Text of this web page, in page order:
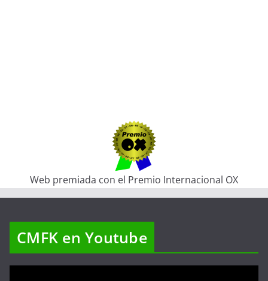
Web premiada con el Premio Internacional OX
CMFK en Youtube